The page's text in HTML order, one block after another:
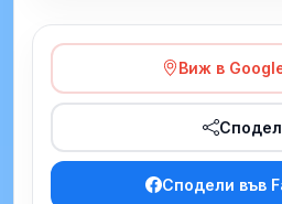
Виж в
Сподели във